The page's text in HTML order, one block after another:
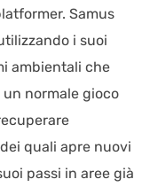
Samus
i suoi
ambientali che
normale gioco
quali apre nuovi
passi in aree già